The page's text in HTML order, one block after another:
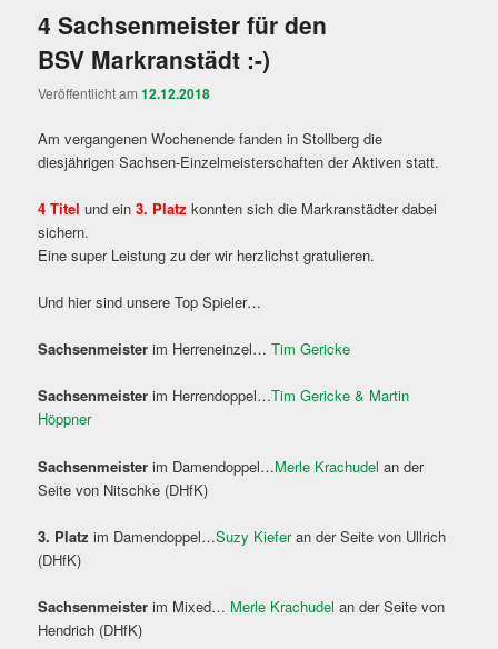
4 Sachsenmeister für den
BSV Markranstädt :-)
Veröffentlicht am12.12.2018
Am vergangenen Wochenende fanden in Stollberg die
diesjährigen Sachsen-Einzelmeisterschaften der Aktiven statt.
4 Titel und ein3. Platz konnten sich die Markranstädter dabei
sichern.
Eine super Leistung zu der wir herzlichst gratulieren.
Und hier sind unsere Top Spieler…
Sachsenmeisterim Herreneinzel…Tim Gericke
Sachsenmeisterim Herrendoppel…Tim Gericke & Martin
Höppner
Sachsenmeisterim Damendoppel…Merle Krachudel an der
Seite von Nitschke (DHfK)
3. Platzim Damendoppel…Suzy Kieferan der Seite von Ullrich
(DHfK)
Sachsenmeisterim Mixed… Merle Krachudel an der Seite von
Hendrich (DHfK)